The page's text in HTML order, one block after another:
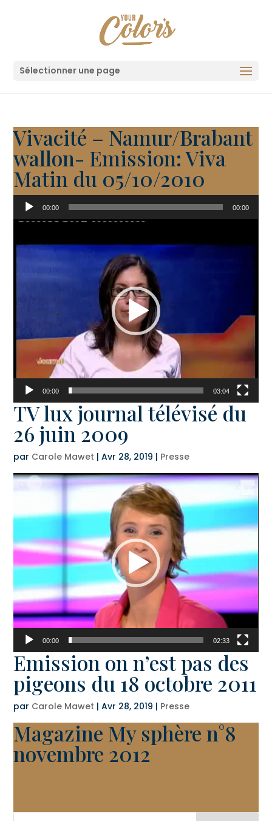
Sélectionner une page
Vivacité – Namur/Brabant
wallon- Emission: Viva
Matin du 05/10/2010
Lecteur
audio
00:00 00:00
Lecteur
00:00 03:04
TV lux journal télévisé du
26 juin 2009
par Carole Mawet |Avr 28, 2019 | Presse
Lecteur
00:00 02:33
Emission on n’est pas des
pigeons du 18 octobre 2011
par Carole Mawet |Avr 28, 2019 | Presse
Magazine My sphère n°8
novembre 2012